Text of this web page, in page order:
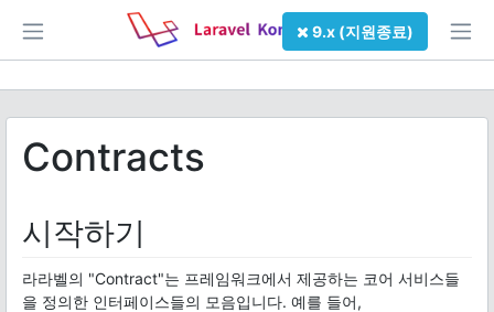
9.x (지원종료)
Contracts
시작하기
라라벨의 "Contract"는 프레임워크에서 제공하는 코어 서비스들
을 정의한 인터페이스들의 모음입니다. 예를 들어,